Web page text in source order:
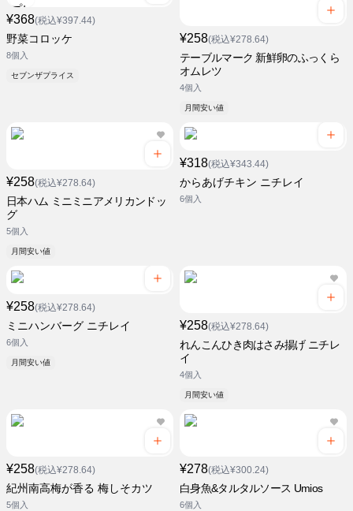
¥368(税込¥397.44)
野菜コロッケ
8個入
セブンザプライス
¥258(税込¥278.64)
テーブルマーク 新鮮卵のふっくら
オムレツ
4個入
月間安い値
¥258(税込¥278.64)
日本ハム ミニミニアメリカンドッ
グ
5個入
月間安い値
¥318(税込¥343.44)
からあげチキン ニチレイ
6個入
¥258(税込¥278.64)
ミニハンバーグ ニチレイ
6個入
月間安い値
¥258(税込¥278.64)
れんこんひき肉はさみ揚げ ニチレ
イ
4個入
月間安い値
¥258(税込¥278.64)
紀州南高梅が香る 梅しそカツ
5個入
¥278(税込¥300.24)
白身魚&タルタルソース Umios
6個入